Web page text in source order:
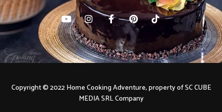
Copyright © 2022 Home Cooking Adventure, property of SC CUBE
MEDIA SRL Company